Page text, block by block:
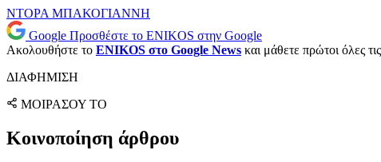
ΝΤΟΡΑ ΜΠΑΚΟΓΙΑΝΝΗ
Google Προσθέστε το ENIKOS στην Google
Ακολουθήστε το ENIKOS στο Google News και μάθετε πρώτοι όλες
ΔΙΑΦΗΜΙΣΗ
ΜΟΙΡΑΣΟΥ ΤΟ
Κοινοποίηση άρθρου